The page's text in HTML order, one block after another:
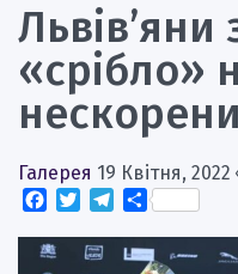
Львів’яни
«срібло»
Галерея 19 Квітня, 2022
Facebook
TwitterTelegram